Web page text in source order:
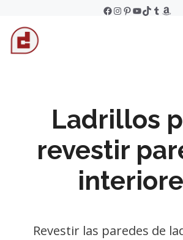
content
Facebook
Instagram
Pinterest
YouTube
TikTok
Tumblr
Ladrillos
revestir
Revestir las paredes de